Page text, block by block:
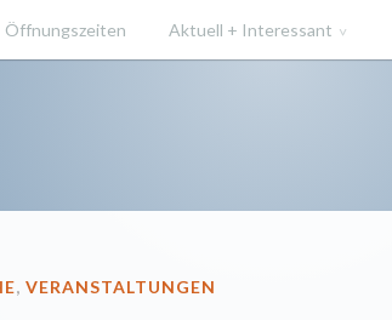
Öffnungszeiten Aktuell + Interessant
, VERANSTALTUNGEN